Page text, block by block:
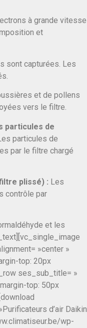
à grande vitesse
et
sont capturées. Les
et de pollens
vers le filtre.
particules de
particules de
par le filtre chargé
plissé) : Les
contrôle par
et les
»center »
top: 20px
ses_sub_title= »
top: 50px
d’air Daikin
wp-